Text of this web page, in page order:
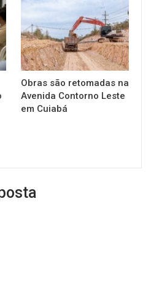
Obras são retomadas na
Avenida Contorno Leste
em Cuiabá